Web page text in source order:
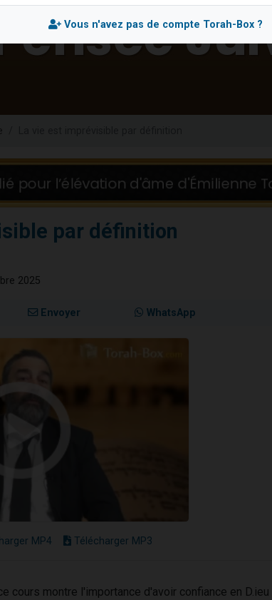
de nous rejoindre sur WhatsApp
par définition
2025
Envoyer WhatsApp
MP4 Télécharger MP3
cours montre l'importance d'avoir confiance en D.ieu
Vous n'avez pas de compte Torah-Box ?